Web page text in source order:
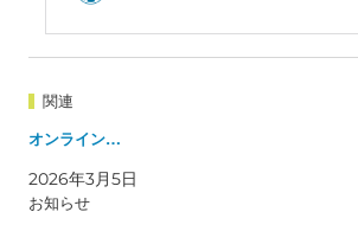
関連
オンライン…
2026年3月5日
お知らせ